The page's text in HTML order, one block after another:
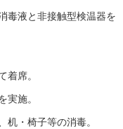
毒液と非接触型検温器を
着席。
実施。
机・椅子等の消毒。